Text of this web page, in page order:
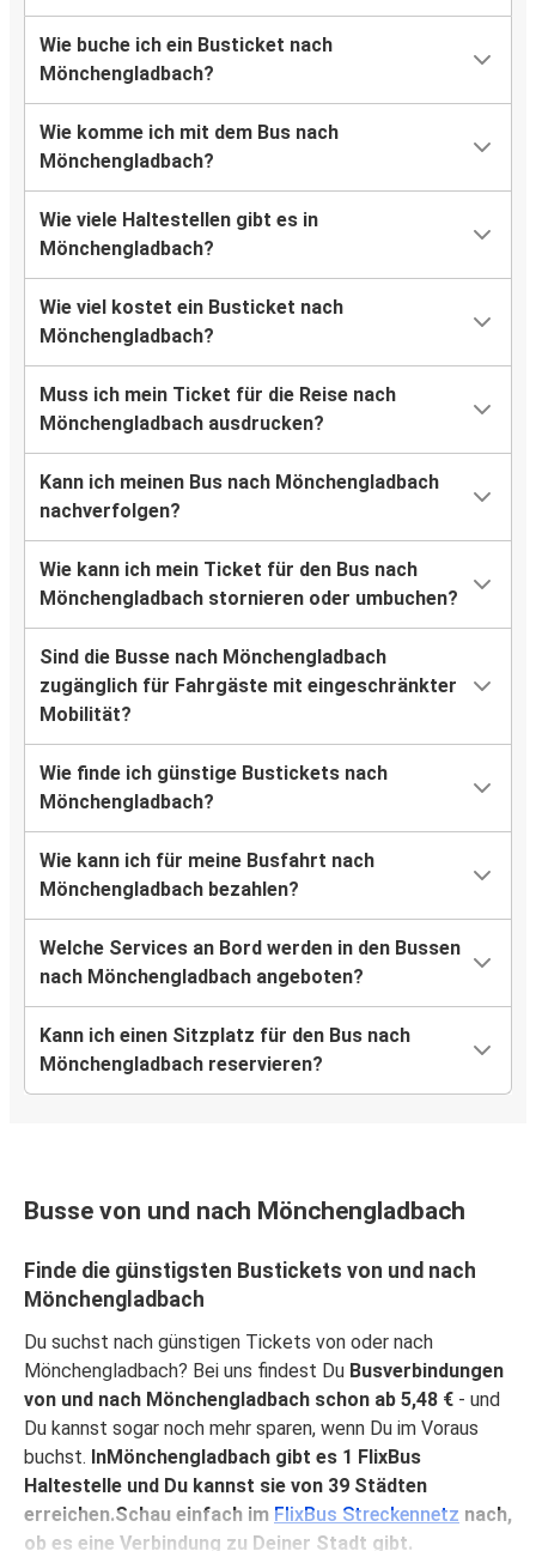
Wie buche ich ein Busticket nach
Mönchengladbach?
Wie komme ich mit dem Bus nach
Mönchengladbach?
Wie viele Haltestellen gibt es in
Mönchengladbach?
Wie viel kostet ein Busticket nach
Mönchengladbach?
Muss ich mein Ticket für die Reise nach
Mönchengladbach ausdrucken?
Kann ich meinen Bus nach Mönchengladbach
nachverfolgen?
Wie kann ich mein Ticket für den Bus nach
Mönchengladbach stornieren oder umbuchen?
Sind die Busse nach Mönchengladbach
zugänglich für Fahrgäste mit eingeschränkter
Mobilität?
Wie finde ich günstige Bustickets nach
Mönchengladbach?
Wie kann ich für meine Busfahrt nach
Mönchengladbach bezahlen?
Welche Services an Bord werden in den Bussen
nach Mönchengladbach angeboten?
Kann ich einen Sitzplatz für den Bus nach
Mönchengladbach reservieren?
Busse von und nach Mönchengladbach
Finde die günstigsten Bustickets von und nach
Mönchengladbach
Du suchst nach günstigen Tickets von oder nach
Mönchengladbach? Bei uns findest Du Busverbindungen
von und nach Mönchengladbach schon ab 5,48 € - und
Du kannst sogar noch mehr sparen, wenn Du im Voraus
buchst. InMönchengladbach gibt es 1 FlixBus
Haltestelle und Du kannst sie von 39 Städten
erreichen.Schau einfach im FlixBus Streckennetz nach,
ob es eine Verbindung zu Deiner Stadt gibt.